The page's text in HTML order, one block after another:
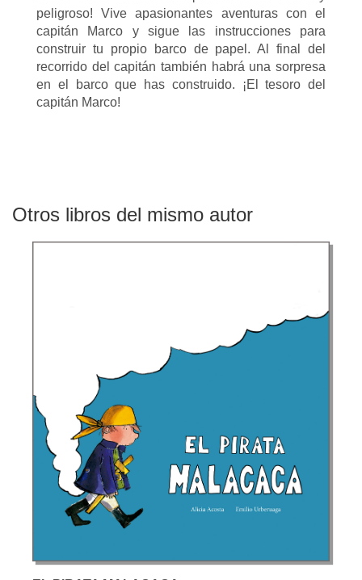
peligroso! Vive apasionantes aventuras con el
capitán Marco y sigue las instrucciones para
construir tu propio barco de papel. Al final del
recorrido del capitán también habrá una sorpresa
en el barco que has construido. ¡El tesoro del
capitán Marco!
Otros libros del mismo autor